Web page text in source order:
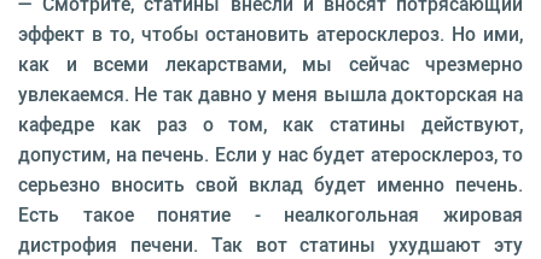
эффект в то, чтобы остановить атеросклероз. Но ими,
как и всеми лекарствами, мы сейчас чрезмерно
увлекаемся. Не так давно у меня вышла докторская на
кафедре как раз о том, как статины действуют,
допустим, на печень. Если у нас будет атеросклероз, то
серьезно вносить свой вклад будет именно печень.
Есть такое понятие - неалкогольная жировая
дистрофия печени. Так вот статины ухудшают эту